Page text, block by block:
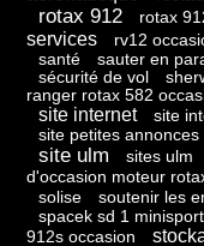
rotax 912 rotax
services
rv12
santé
sauter en
sécurité de vol
ranger rotax 582
site internet
site
site petites annonces
site ulm
sites ulm
d'occasion moteur
solise
soutenir les
spacek sd 1
912s occasion